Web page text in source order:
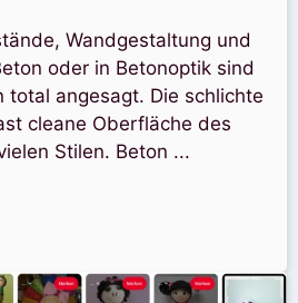
Wandgestaltung und
oder in Betonoptik sind
total angesagt. Die schlichte
cleane Oberfläche des
Stilen. Beton ...